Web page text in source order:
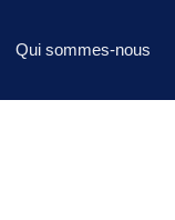
Qui sommes-nous